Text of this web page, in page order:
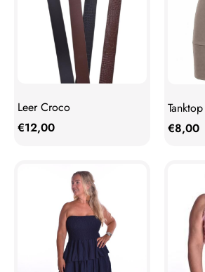
Leer Croco
€12,00
Tanktop
€8,00